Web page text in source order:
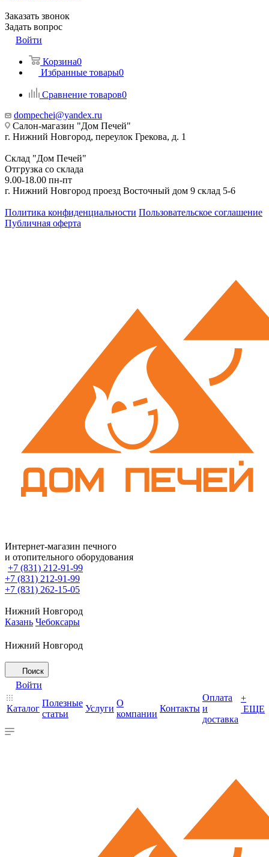
Заказать звонок
Задать вопрос
Войти
Корзина0
Избранные товары0
Сравнение товаров0
dompechei@yandex.ru
Салон-магазин "Дом Печей"
г. Нижний Новгород, переулок Грекова, д. 1
Склад "Дом Печей"
Отгрузка со склада
9.00-18.00 пн-пт
г. Нижний Новгород проезд Восточный дом 9 склад 5-6
Политика конфиденциальности Пользовательское соглашение
Публичная оферта
Интернет-магазин печного
и отопительного оборудования
+7 (831) 212-91-99
+7 (831) 212-91-99
+7 (831) 262-15-05
Нижний Новгород
Казань Чебоксары
Нижний Новгород
Поиск
Войти
Каталог
Полезные
статьи
Услуги
О
компании
Контакты
Оплата
и
доставка
+
ЕЩЕ